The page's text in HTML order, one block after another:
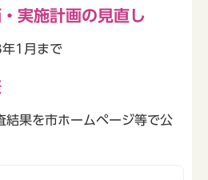
実施計画の見直し
1月まで
果を市ホームページ等で公